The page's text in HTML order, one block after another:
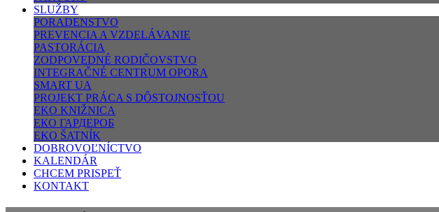
SLUŽBY
PORADENSTVO
PREVENCIA A VZDELÁVANIE
PASTORÁCIA
ZODPOVEDNÉ RODIČOVSTVO
INTEGRAČNÉ CENTRUM OPORA
SMART UA
PROJEKT PRÁCA S DÔSTOJNOSŤOU
EKO KNIŽNICA
ЕКО ГАРДЕРОБ
EKO ŠATNÍK
DOBROVOĽNÍCTVO
KALENDÁR
CHCEM PRISPEŤ
KONTAKT